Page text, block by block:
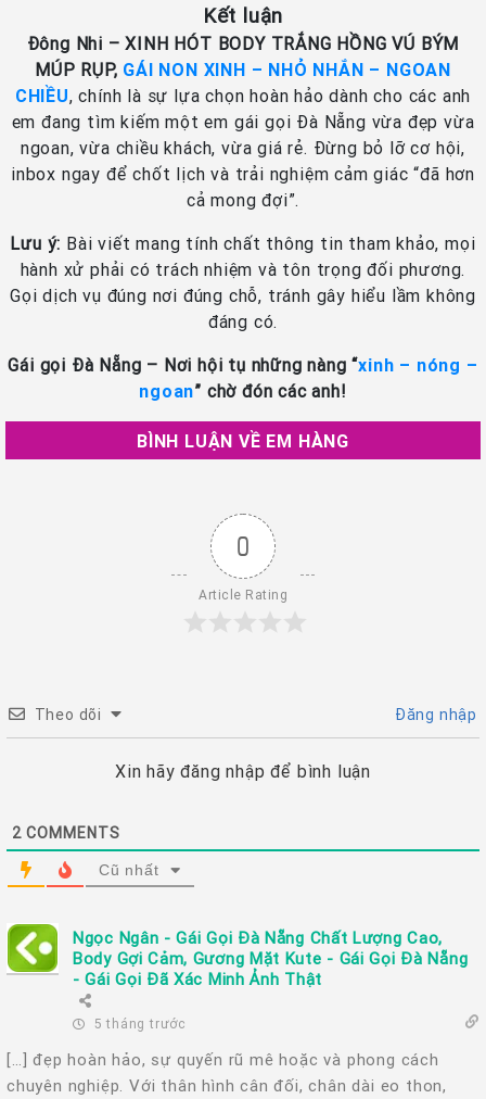
Kết luận
Đông Nhi – XINH HÓT BODY TRẮNG HỒNG VÚ BÝM
MÚP RỤP, GÁI NON XINH – NHỎ NHẮN – NGOAN
CHIỀU, chính là sự lựa chọn hoàn hảo dành cho các anh
em đang tìm kiếm một em gái gọi Đà Nẵng vừa đẹp vừa
ngoan, vừa chiều khách, vừa giá rẻ. Đừng bỏ lỡ cơ hội,
inbox ngay để chốt lịch và trải nghiệm cảm giác “đã hơn
cả mong đợi”.
Lưu ý: Bài viết mang tính chất thông tin tham khảo, mọi
hành xử phải có trách nhiệm và tôn trọng đối phương.
Gọi dịch vụ đúng nơi đúng chỗ, tránh gây hiểu lầm không
đáng có.
Gái gọi Đà Nẵng – Nơi hội tụ những nàng “xinh – nóng –
ngoan” chờ đón các anh!
BÌNH LUẬN VỀ EM HÀNG
0
Article Rating
Theo dõi Đăng nhập
Xin hãy đăng nhập để bình luận
2 COMMENTS
Cũ nhất
Ngọc Ngân - Gái Gọi Đà Nẵng Chất Lượng Cao,
Body Gợi Cảm, Gương Mặt Kute - Gái Gọi Đà Nẵng
- Gái Gọi Đã Xác Minh Ảnh Thật
5 tháng trước
[…] đẹp hoàn hảo, sự quyến rũ mê hoặc và phong cách
chuyên nghiệp. Với thân hình cân đối, chân dài eo thon,